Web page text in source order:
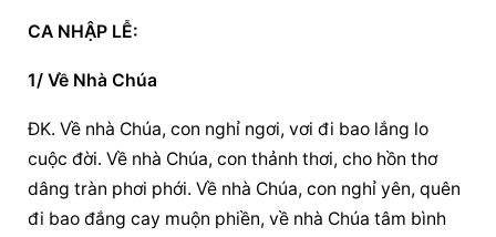
CA NHẬP LỄ:
1/ Về Nhà Chúa
ĐK. Về nhà Chúa, con nghỉ ngơi, vơi đi bao lắng lo
cuộc đời. Về nhà Chúa, con thảnh thơi, cho hồn thơ
dâng tràn phơi phới. Về nhà Chúa, con nghỉ yên, quên
đi bao đắng cay muộn phiền, về nhà Chúa tâm bình